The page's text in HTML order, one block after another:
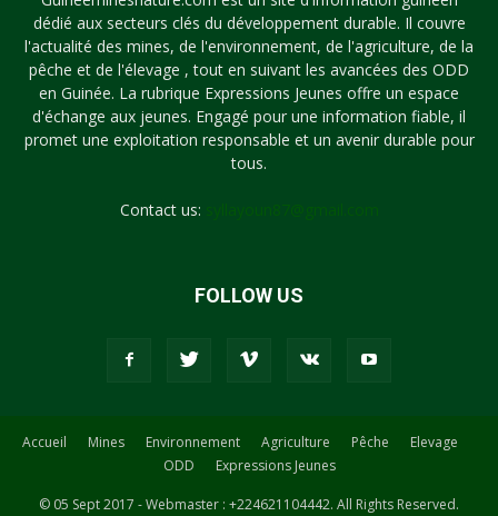
dédié aux secteurs clés du développement durable. Il couvre
l'actualité des mines, de l'environnement, de l'agriculture, de la
pêche et de l'élevage , tout en suivant les avancées des ODD
en Guinée. La rubrique Expressions Jeunes offre un espace
d'échange aux jeunes. Engagé pour une information fiable, il
promet une exploitation responsable et un avenir durable pour
tous.
Contact us:
FOLLOW US
Accueil Mines Environnement Agriculture Pêche
Elevage
ODD
Expressions Jeunes
© 05 Sept 2017 - Webmaster : +224621104442. All Rights Reserved.